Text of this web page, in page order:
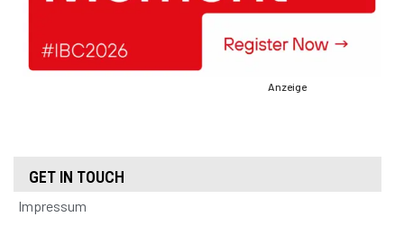
Anzeige
GET IN TOUCH
Impressum